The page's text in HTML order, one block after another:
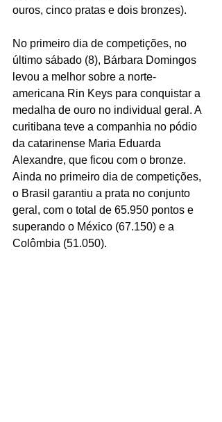
ouros, cinco pratas e dois bronzes).
No primeiro dia de competições, no
último sábado (8), Bárbara Domingos
levou a melhor sobre a norte-
americana Rin Keys para conquistar a
medalha de ouro no individual geral. A
curitibana teve a companhia no pódio
da catarinense Maria Eduarda
Alexandre, que ficou com o bronze.
Ainda no primeiro dia de competições,
o Brasil garantiu a prata no conjunto
geral, com o total de 65.950 pontos e
superando o México (67.150) e a
Colômbia (51.050).